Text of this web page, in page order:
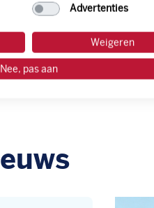
Advertenties
Weigeren
Nee, pas aan